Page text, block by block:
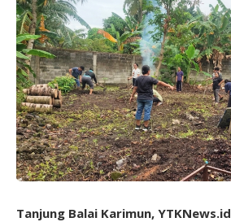
Tanjung Balai Karimun, YTKNews.id